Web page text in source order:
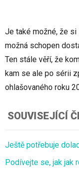
Je také možné, že si
možná schopen
Ten stále věří, že
kam se ale po sérii
ohlašovaného roku
SOUVISEJÍCÍ
Ještě potřebuje
Podívejte se, jak jak